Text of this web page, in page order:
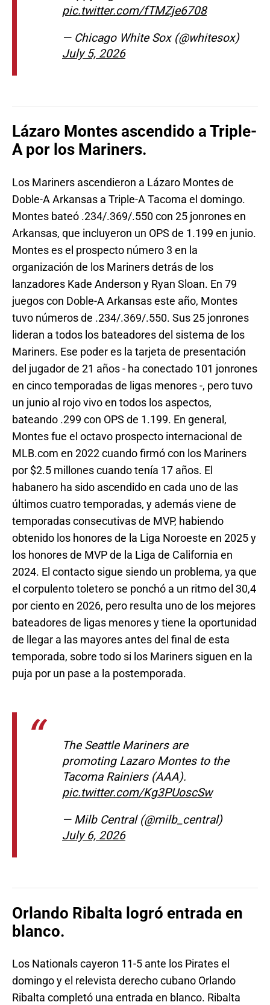
pic.twitter.com/fTMZje6708
— Chicago White Sox (@whitesox)
July 5, 2026
Lázaro Montes ascendido a Triple-
A por los Mariners.
Los Mariners ascendieron a Lázaro Montes de
Doble-A Arkansas a Triple-A Tacoma el domingo.
Montes bateó .234/.369/.550 con 25 jonrones en
Arkansas, que incluyeron un OPS de 1.199 en junio.
Montes es el prospecto número 3 en la
organización de los Mariners detrás de los
lanzadores Kade Anderson y Ryan Sloan. En 79
juegos con Doble-A Arkansas este año, Montes
tuvo números de .234/.369/.550. Sus 25 jonrones
lideran a todos los bateadores del sistema de los
Mariners. Ese poder es la tarjeta de presentación
del jugador de 21 años - ha conectado 101 jonrones
en cinco temporadas de ligas menores -, pero tuvo
un junio al rojo vivo en todos los aspectos,
bateando .299 con OPS de 1.199. En general,
Montes fue el octavo prospecto internacional de
MLB.com en 2022 cuando firmó con los Mariners
por $2.5 millones cuando tenía 17 años. El
habanero ha sido ascendido en cada uno de las
últimos cuatro temporadas, y además viene de
temporadas consecutivas de MVP, habiendo
obtenido los honores de la Liga Noroeste en 2025 y
los honores de MVP de la Liga de California en
2024. El contacto sigue siendo un problema, ya que
el corpulento toletero se ponchó a un ritmo del 30,4
por ciento en 2026, pero resulta uno de los mejores
bateadores de ligas menores y tiene la oportunidad
de llegar a las mayores antes del final de esta
temporada, sobre todo si los Mariners siguen en la
puja por un pase a la postemporada.
The Seattle Mariners are
promoting Lazaro Montes to the
Tacoma Rainiers (AAA).
pic.twitter.com/Kg3PUoscSw
— Milb Central (@milb_central)
July 6, 2026
Orlando Ribalta logró entrada en
blanco.
Los Nationals cayeron 11-5 ante los Pirates el
domingo y el relevista derecho cubano Orlando
Ribalta completó una entrada en blanco. Ribalta